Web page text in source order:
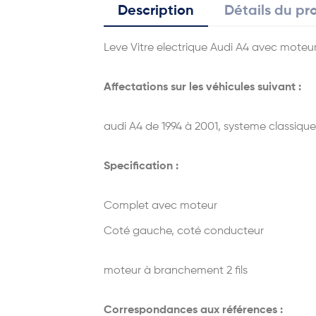
Description Détails du
Leve Vitre electrique Audi A4 avec
Affectations sur les véhicules suivant :
audi A4 de 1994 à 2001, systeme classique
Specification :
Complet avec moteur
Coté gauche, coté conducteur
moteur à branchement 2 fils
Correspondances aux références :